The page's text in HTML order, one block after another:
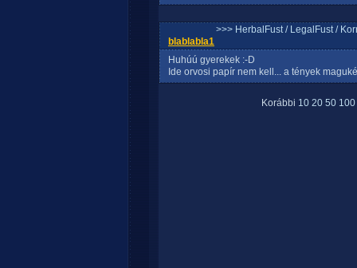
>>> HerbalFust / LegalFust /
blablabla1
Huhúú gyerekek :-D
Ide orvosi papír nem kell... a tények
Korábbi 10 20 50 100